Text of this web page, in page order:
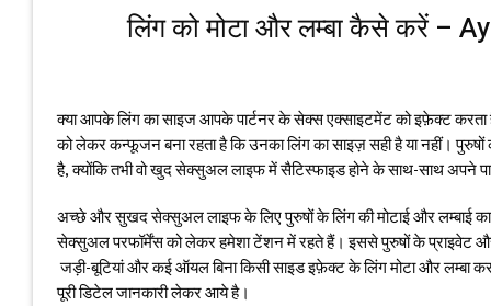
लिंग को मोटा और लम्बा कैसे करें –
क्या आपके लिंग का साइज आपके पार्टनर के सेक्स एक्साइटमेंट को इफ़ेक्ट करता
को लेकर कन्फूजन बना रहता है कि उनका लिंग का साइज़ सही है या नहीं।
है, क्योंकि तभी वो खुदसेक्सुअल लाइफमें सैटिस्फाइड होने के साथ-साथ अपने
अच्छे और सुखदसेक्सुअल लाइफके लिए पुरुषों के लिंग की मोटाई और लम्बाई
सेक्सुअल परफॉर्मेंस को लेकर हमेशा टेंशन में रहते हैं। इससे पुरुषों के प्राइवेट और
जड़ी-बूटियां और कई ऑयल बिना किसी साइड इफ़ेक्ट के लिंग मोटा और
पूरी डिटेल जानकारी लेकर आये है।